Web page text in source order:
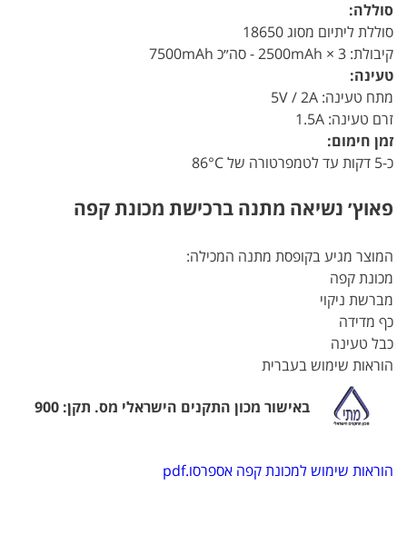
סוללה:
סוללת ליתיום מסוג 18650
קיבולת: 2500mAh × 3 - סה״כ 7500mAh
טעינה:
מתח טעינה: 5V / 2A
זרם טעינה: 1.5A
זמן חימום:
כ-5 דקות עד לטמפרטורה של 86°C
פאוץ׳ נשיאה מתנה ברכישת מכונת קפה
המוצר מגיע בקופסת מתנה המכילה:
מכונת קפה
מברשת ניקוי
כף מדידה
כבל טעינה
הוראות שימוש בעברית
באישור מכון התקנים הישראלי מס. תקן: 900
הוראות שימוש למכונת קפה אספרסו.pdf